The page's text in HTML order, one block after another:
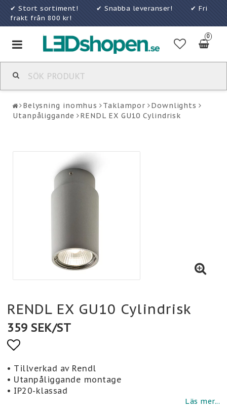
✔ Stort sortiment! ✔ Snabba leveranser! ✔ Fri
frakt från 800 kr!
0
Toggle
navigation
Belysning inomhus Taklampor
Downlights
Utanpåliggande
RENDL EX GU10 Cylindrisk
RENDL EX GU10 Cylindrisk
359 SEK/ST
Lägg till i favoritlistan
• Tillverkad av Rendl
• Utanpåliggande montage
• IP20-klassad
Läs mer...